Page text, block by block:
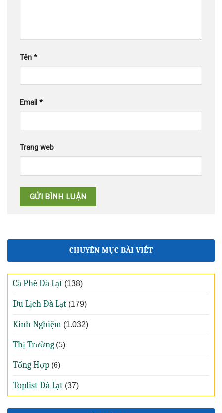
Tên *
Email *
Trang web
CHUYÊN MỤC BÀI VIẾT
Cà Phê Đà Lạt (138)
Du Lịch Đà Lạt (179)
Kinh Nghiệm (1.032)
Thị Trường (5)
Tổng Hợp (6)
Toplist Đà Lạt (37)